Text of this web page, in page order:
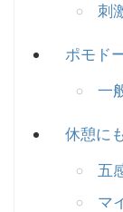
刺
ポモド
一
休憩に
五
マ